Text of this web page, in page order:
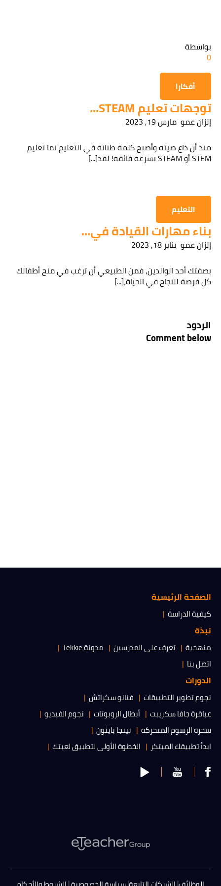
بواسطة
0
أفكارا
توجهات تعليم STEAM...
إلزان عمو مارس 19, 2023
منذ أن ذاع صيته وأصبح كلمة طنانة في التعليم نما تعليم
STEM أو STEAM بسرعة فائقة! لقد[...]
التعليم
بناء مهارات القيادة في...
إلزان عمو يناير 18, 2023
بصفتك أحد الوالدين، فمن الطبيعي أن ترغب في منح أطفالك
كل فرصة للنجاح في الحياة،[...]
الردود
Comment below
الصفحة الرئيسية
كيفية الدراسة
نبذة
منهجية تعرف على المدرسين
مدونة Tekkie
اتصل بنا
الدورات
نجوم تطوير التطبيقات
فنانو سكراتش
عباقرة جافا سكريبت
أبطال الروبوتات
نجوم الفيديو
سحرة الرسوم المتحركة
نينجا بايثون
ابدأ تطبيقك المبتكر
الخطوة الأولى لتطبيق لعبتك